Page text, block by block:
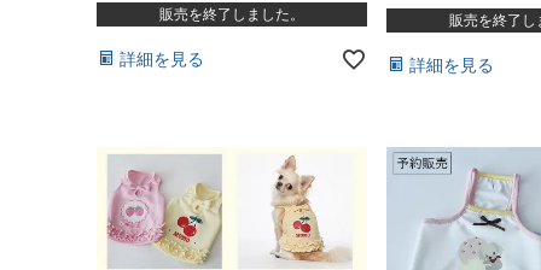
販売を終了しました。
詳細を見る
販売を終了し
詳細を見る